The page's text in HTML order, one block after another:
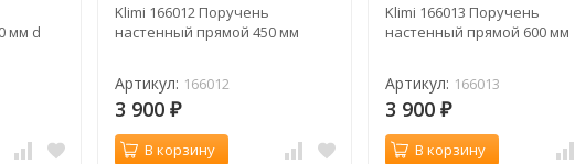
мм d
Klimi 166012 Поручень
настенный прямой 450 мм
Артикул: 166012
3 900 ₽
В корзину
Klimi 166013 Поручень
настенный прямой 600 мм
Артикул: 166013
3 900₽
В корзину